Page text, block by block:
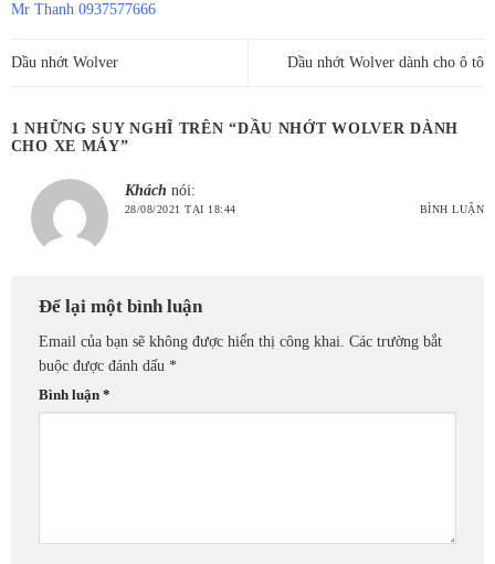
Mr Thanh 0937577666
Dầu nhớt Wolver Dầu nhớt Wolver dành cho ô tô
1 NHỮNG SUY NGHĨ TRÊN “DẦU NHỚT WOLVER DÀNH
CHO XE MÁY”
Khách nói:
28/08/2021 TẠI 18:44 BÌNH LUẬN
Để lại một bình luận
Email của bạn sẽ không được hiển thị công khai. Các trường bắt
buộc được đánh dấu *
Bình luận *